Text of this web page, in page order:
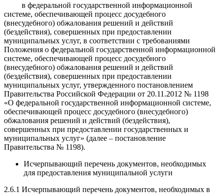
в федеральной государственной информационной
системе, обеспечивающей процесс досудебного
(внесудебного) обжалования решений и действий
(бездействия), совершенных при предоставлении
муниципальных услуг, в соответствии с требованиями
Положения о федеральной государственной информационной
системе, обеспечивающей процесс досудебного
(внесудебного) обжалования решений и действий
(бездействия), совершенных при предоставлении
муниципальных услуг, утвержденного постановлением
Правительства Российской Федерации от 20.11.2012 № 1198
«О федеральной государственной информационной системе,
обеспечивающей процесс досудебного (внесудебного)
обжалования решений и действий (бездействия),
совершенных при предоставлении государственных и
муниципальных услуг» (далее – постановление
Правительства № 1198).
Исчерпывающий перечень документов, необходимых
для предоставления муниципальной услуги
2.6.1 Исчерпывающий перечень документов, необходимых в